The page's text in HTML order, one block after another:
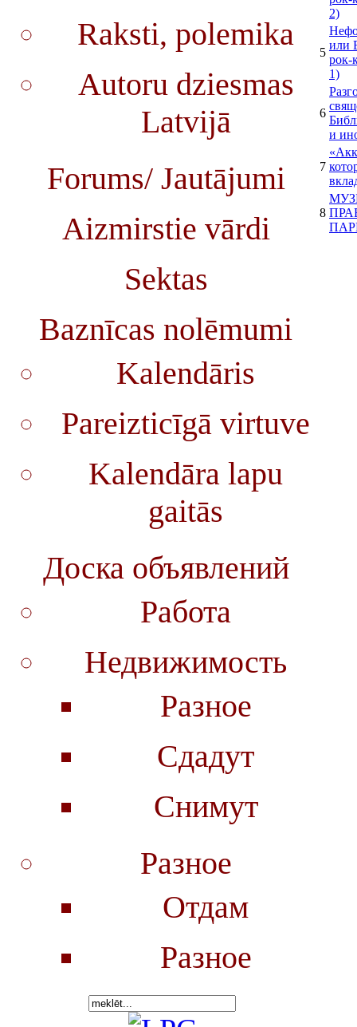
Raksti, polemika
Autoru dziesmas
Latvijā
Forums/ Jautājumi
Aizmirstie vārdi
Sektas
Baznīcas nolēmumi
Kalendāris
Pareizticīgā virtuve
Kalendāra lapu
gaitās
Доска объявлений
Работа
Недвижимость
Разное
Сдадут
Снимут
Разное
Отдам
Разное
2)
5
или
рок-
1)
6
и
7
8